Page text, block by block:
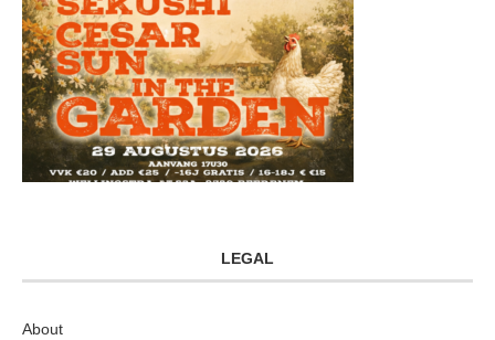
LEGAL
About